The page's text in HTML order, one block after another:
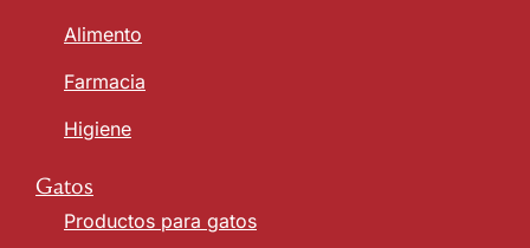
Alimento
Farmacia
Higiene
Gatos
Productos para gatos